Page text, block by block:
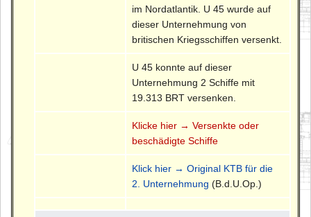
im Nordatlantik. U 45 wurde auf
dieser Unternehmung von
britischen Kriegsschiffen versenkt.
U 45 konnte auf dieser
Unternehmung 2 Schiffe mit
19.313 BRT versenken.
Klicke hier → Versenkte oder
beschädigte Schiffe
Klick hier → Original KTB für die
2. Unternehmung (B.d.U.Op.)